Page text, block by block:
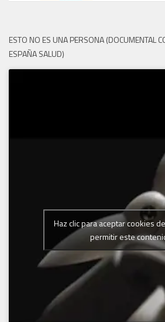
ESTO NO ES UNA PERSONA (DOCUMENTAL
ESPAÑA SALUD)
Haz clic para aceptar cookies
permitir este